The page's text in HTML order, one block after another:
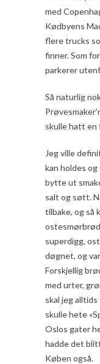
med
Kødbyens
flere trucks
finner. Som
parkerer
Så naturlig
skulle hatt en
Jeg ville
kan holdes og
bytte ut
salt og søtt.
tilbake, og så
superdigg,
døgnet, og
Forskjellig
med urter,
skal jeg
skulle hete
Oslos gater
hadde det
Køben også.